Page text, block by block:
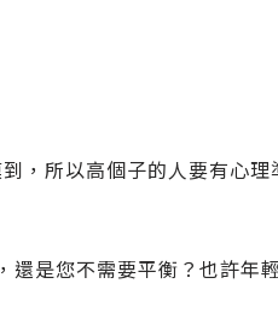
，所以高個子的人要有心理
是您不需要平衡？也許年